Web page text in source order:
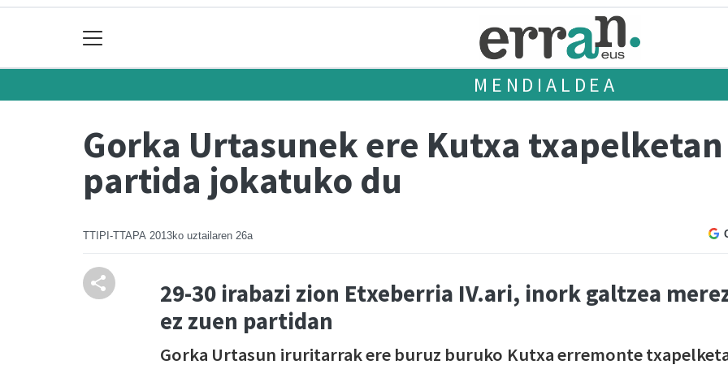
MENDIALDEA
Gorka Urtasunek ere Kutxa
partida jokatuko du
TTIPI-TTAPA 2013ko uztailaren 26a
29-30 irabazi zion Etxeberria IV.ari, inork galtzea
ez zuen partidan
Gorka Urtasun iruritarrak ere buruz buruko Kutxa erremonte